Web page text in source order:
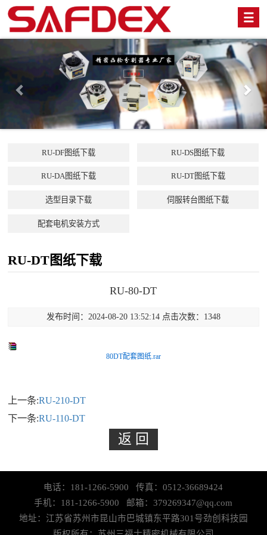
Previous
RU-DF图纸下载 RU-DS图纸下载
RU-DA图纸下载 RU-DT图纸下载
选型目录下载 伺服转台图纸下载
配套电机安装方式
RU-DT图纸下载
RU-80-DT
发布时间：2024-08-20 13:52:14 点击次数：1348
80DT配套图纸.rar
上一条:RU-210-DT
下一条:RU-110-DT
电话：181-1266-5900 传真：0512-36689424
手机：181-1266-5900 邮箱：379269347@qq.com
地址：江苏省苏州市昆山市巴城镇东平路301号劲创科技园